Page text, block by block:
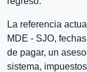
La referencia
MDE - SJO,
de pagar, un
sistema,